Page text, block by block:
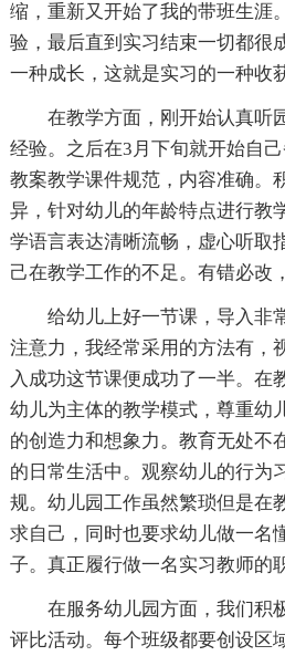
缩，重新又开始了我的带班生涯
验，最后直到实习结束一切都很
一种成长，这就是实习的一种收
在教学方面，刚开始认真听
经验。之后在3月下旬就开始自
教案教学课件规范，内容准确。
异，针对幼儿的年龄特点进行教
学语言表达清晰流畅，虚心听取
己在教学工作的不足。有错必改
给幼儿上好一节课，导入非
注意力，我经常采用的方法有，
入成功这节课便成功了一半。在
幼儿为主体的教学模式，尊重幼
的创造力和想象力。教育无处不
的日常生活中。观察幼儿的行为
规。幼儿园工作虽然繁琐但是在
求自己，同时也要求幼儿做一名
子。真正履行做一名实习教师的
在服务幼儿园方面，我们积
评比活动。每个班级都要创设区